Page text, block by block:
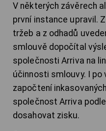
V některých závěrech
první instance upravil.
tržeb a z odhadů
smlouvě dopočítal
společnosti Arriva na
účinnosti smlouvy. I
započtení
společnost Arriva
dosahovat zisku.